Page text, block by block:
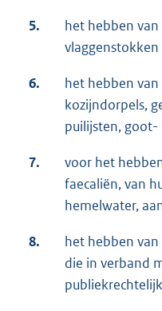
5.
het hebben
vlaggenstokken
6.
het hebben
kozijndorpels,
puilijsten, goot-
7.
voor het
faecaliën, van
hemelwater,
8.
het hebben
die in verband